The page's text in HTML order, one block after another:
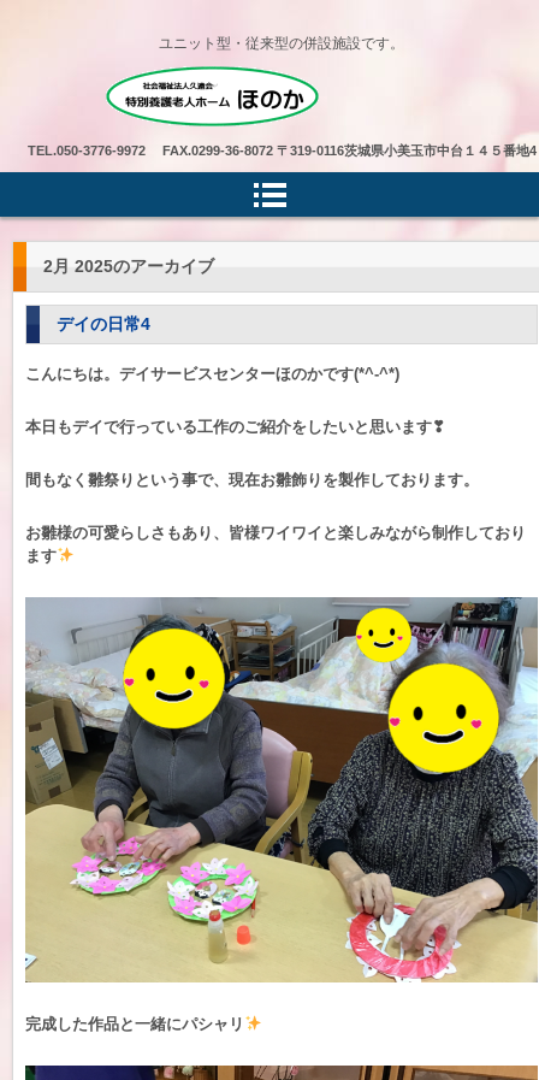
特別養護老人ホームほのか
ユニット型・従来型の併設施設です。
TEL.050-3776-9972 FAX.0299-36-8072 〒319-0116茨城県小美玉市中台１４５番地4
2月 2025のアーカイブ
デイの日常4
こんにちは。デイサービスセンターほのかです(*^-^*)
本日もデイで行っている工作のご紹介をしたいと思います❣
間もなく雛祭りという事で、現在お雛飾りを製作しております。
お雛様の可愛らしさもあり、皆様ワイワイと楽しみながら制作しており
ます
完成した作品と一緒にパシャリ